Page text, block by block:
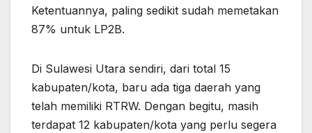
Ketentuannya, paling sedikit sudah memetakan
87% untuk LP2B.
Di Sulawesi Utara sendiri, dari total 15
kabupaten/kota, baru ada tiga daerah yang
telah memiliki RTRW. Dengan begitu, masih
terdapat 12 kabupaten/kota yang perlu segera